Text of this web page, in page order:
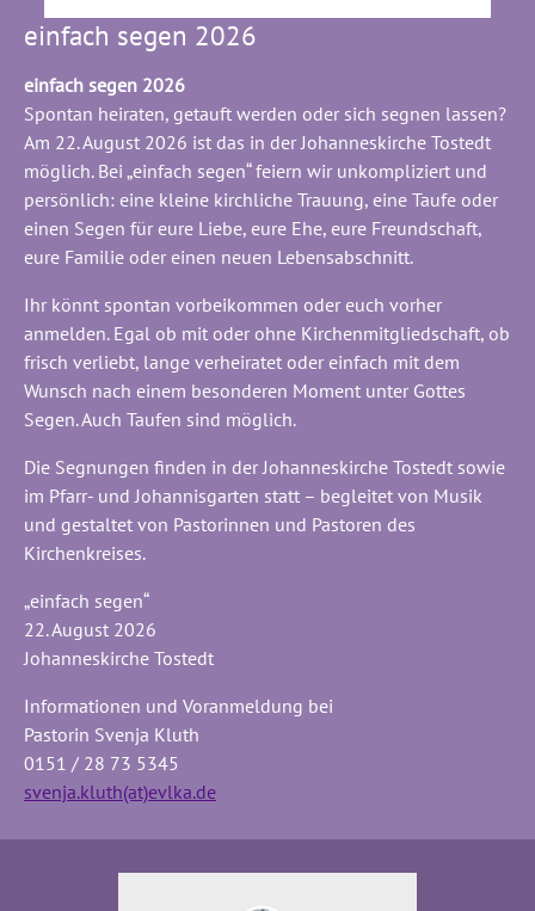
einfach segen 2026
einfach segen 2026
Spontan heiraten, getauft werden oder sich segnen lassen?
Am 22. August 2026 ist das in der Johanneskirche Tostedt
möglich. Bei „einfach segen“ feiern wir unkompliziert und
persönlich: eine kleine kirchliche Trauung, eine Taufe oder
einen Segen für eure Liebe, eure Ehe, eure Freundschaft,
eure Familie oder einen neuen Lebensabschnitt.
Ihr könnt spontan vorbeikommen oder euch vorher
anmelden. Egal ob mit oder ohne Kirchenmitgliedschaft, ob
frisch verliebt, lange verheiratet oder einfach mit dem
Wunsch nach einem besonderen Moment unter Gottes
Segen. Auch Taufen sind möglich.
Die Segnungen finden in der Johanneskirche Tostedt sowie
im Pfarr- und Johannisgarten statt – begleitet von Musik
und gestaltet von Pastorinnen und Pastoren des
Kirchenkreises.
„einfach segen“
22. August 2026
Johanneskirche Tostedt
Informationen und Voranmeldung bei
Pastorin Svenja Kluth
0151 / 28 73 5345
svenja.kluth(at)evlka.de